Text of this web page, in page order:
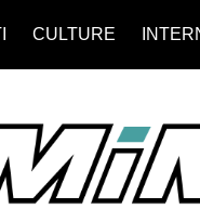
CULTURE